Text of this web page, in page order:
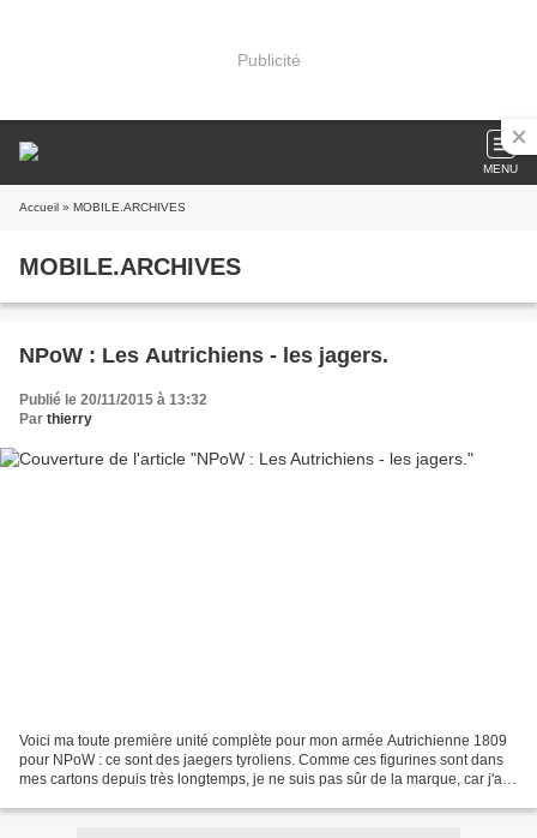
Publicité
MENU
Accueil » MOBILE.ARCHIVES
MOBILE.ARCHIVES
NPoW : Les Autrichiens - les jagers.
Publié le 20/11/2015 à 13:32
Par thierry
Voici ma toute première unité complète pour mon armée Autrichienne 1809
pour NPoW : ce sont des jaegers tyroliens. Comme ces figurines sont dans
mes cartons depuis très longtemps, je ne suis pas sûr de la marque, car j'ai